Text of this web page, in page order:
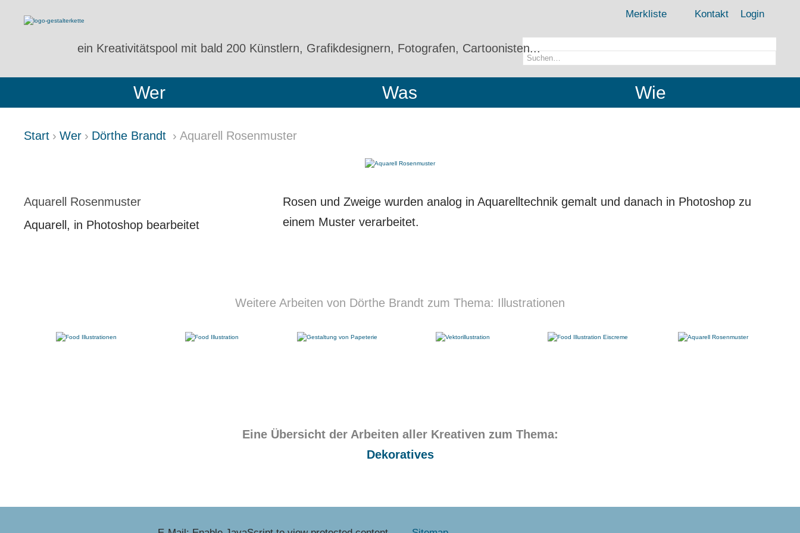
Merkliste Kontakt Login
ein Kreativitätspool mit bald 200 Künstlern, Grafikdesignern, Fotografen, Cartoonisten...
Wer Was Wie
Start Wer Dörthe Brandt Aquarell Rosenmuster
Aquarell Rosenmuster
Aquarell, in Photoshop bearbeitet
Rosen und Zweige wurden analog in Aquarelltechnik gemalt und danach in Photoshop zu
einem Muster verarbeitet.
Weitere Arbeiten von Dörthe Brandt zum Thema: Illustrationen
Eine Übersicht der Arbeiten aller Kreativen zum Thema:
Dekoratives